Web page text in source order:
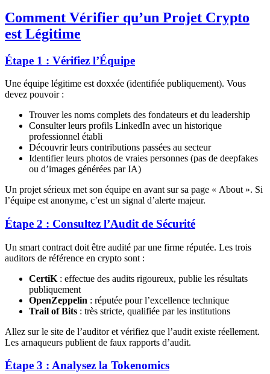
Comment Vérifier qu’un Projet Crypto
est Légitime
Étape 1 : Vérifiez l’Équipe
Une équipe légitime est doxxée (identifiée publiquement). Vous
devez pouvoir :
Trouver les noms complets des fondateurs et du leadership
Consulter leurs profils LinkedIn avec un historique
professionnel établi
Découvrir leurs contributions passées au secteur
Identifier leurs photos de vraies personnes (pas de deepfakes
ou d’images générées par IA)
Un projet sérieux met son équipe en avant sur sa page « About ». Si
l’équipe est anonyme, c’est un signal d’alerte majeur.
Étape 2 : Consultez l’Audit de Sécurité
Un smart contract doit être audité par une firme réputée. Les trois
auditors de référence en crypto sont :
CertiK : effectue des audits rigoureux, publie les résultats
publiquement
OpenZeppelin : réputée pour l’excellence technique
Trail of Bits : très stricte, qualifiée par les institutions
Allez sur le site de l’auditor et vérifiez que l’audit existe réellement.
Les arnaqueurs publient de faux rapports d’audit.
Étape 3 : Analysez la Tokenomics